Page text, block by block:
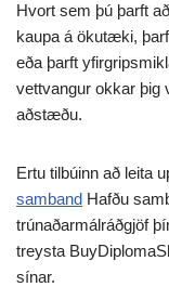
Hvort sem þú þarft
kaupa á ökutæki,
eða þarft
vettvangur okkar þig
aðstæðu.
Ertu tilbúinn að leita
samband Hafðu
trúnaðarmálráðgjöf
treysta
sínar.